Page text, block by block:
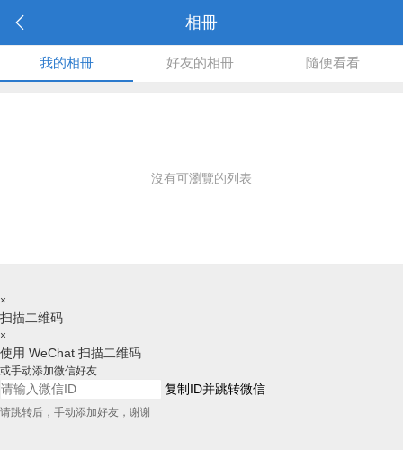
相冊
我的相冊 好友的相冊 隨便看看
沒有可瀏覽的列表
×
扫描二维码
×
使用 WeChat 扫描二维码
或手动添加微信好友
复制ID并跳转微信
请跳转后，手动添加好友，谢谢